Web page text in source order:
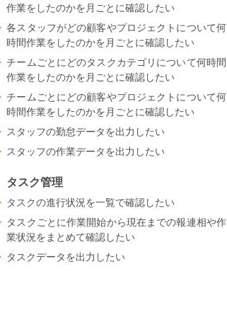
作業をしたのかを月ごとに確認したい
各スタッフがどの顧客やプロジェクトについて何
時間作業をしたのかを月ごとに確認したい
チームごとにどのタスクカテゴリについて何時間
作業をしたのかを月ごとに確認したい
チームごとにどの顧客やプロジェクトについて何
時間作業をしたのかを月ごとに確認したい
スタッフの勤怠データを出力したい
スタッフの作業データを出力したい
タスク管理
タスクの進行状況を一覧で確認したい
タスクごとに作業開始から現在までの報連相や作
業状況をまとめて確認したい
タスクデータを出力したい